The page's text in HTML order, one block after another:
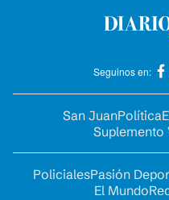
Seguinos en:
San JuanPolítica
Suplemento
PolicialesPasión
El Mundo